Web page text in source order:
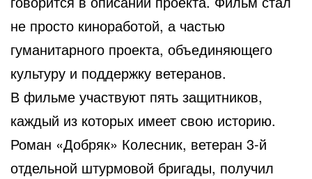
не просто киноработой, а частью
гуманитарного проекта, объединяющего
культуру и поддержку ветеранов.
В фильме участвуют пять защитников,
каждый из которых имеет свою историю.
Роман «Добряк» Колесник, ветеран 3-й
отдельной штурмовой бригады, получил